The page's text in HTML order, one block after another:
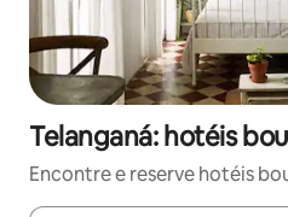
Telanganá: hotéis
Encontre e reserve hotéis